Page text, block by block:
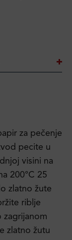
za pečenje
pecite u
visini na
200°C 25
zlatno žute
riblje
zagrijanom
zlatno žutu